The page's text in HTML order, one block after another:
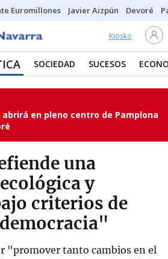
Euromillones Javier Aizpún Devoré
Kiosko
SOCIEDAD SUCESOS
abrirá en pleno centro de Pamplona
una
y
criterios de
"promover tanto cambios en el